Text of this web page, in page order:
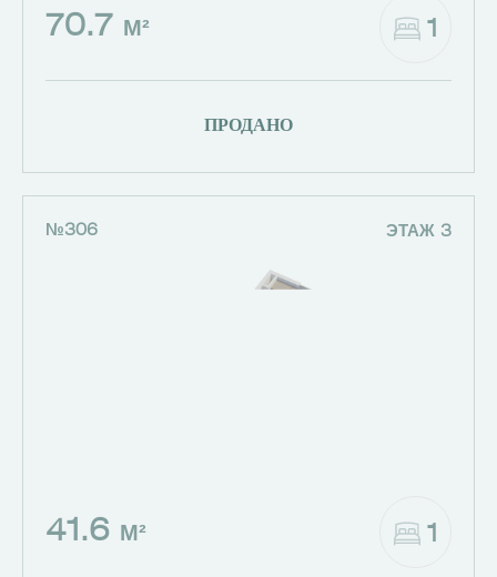
70.7 М² 1
ПРОДАНО
№306 ЭТАЖ 3
41.6 М² 1